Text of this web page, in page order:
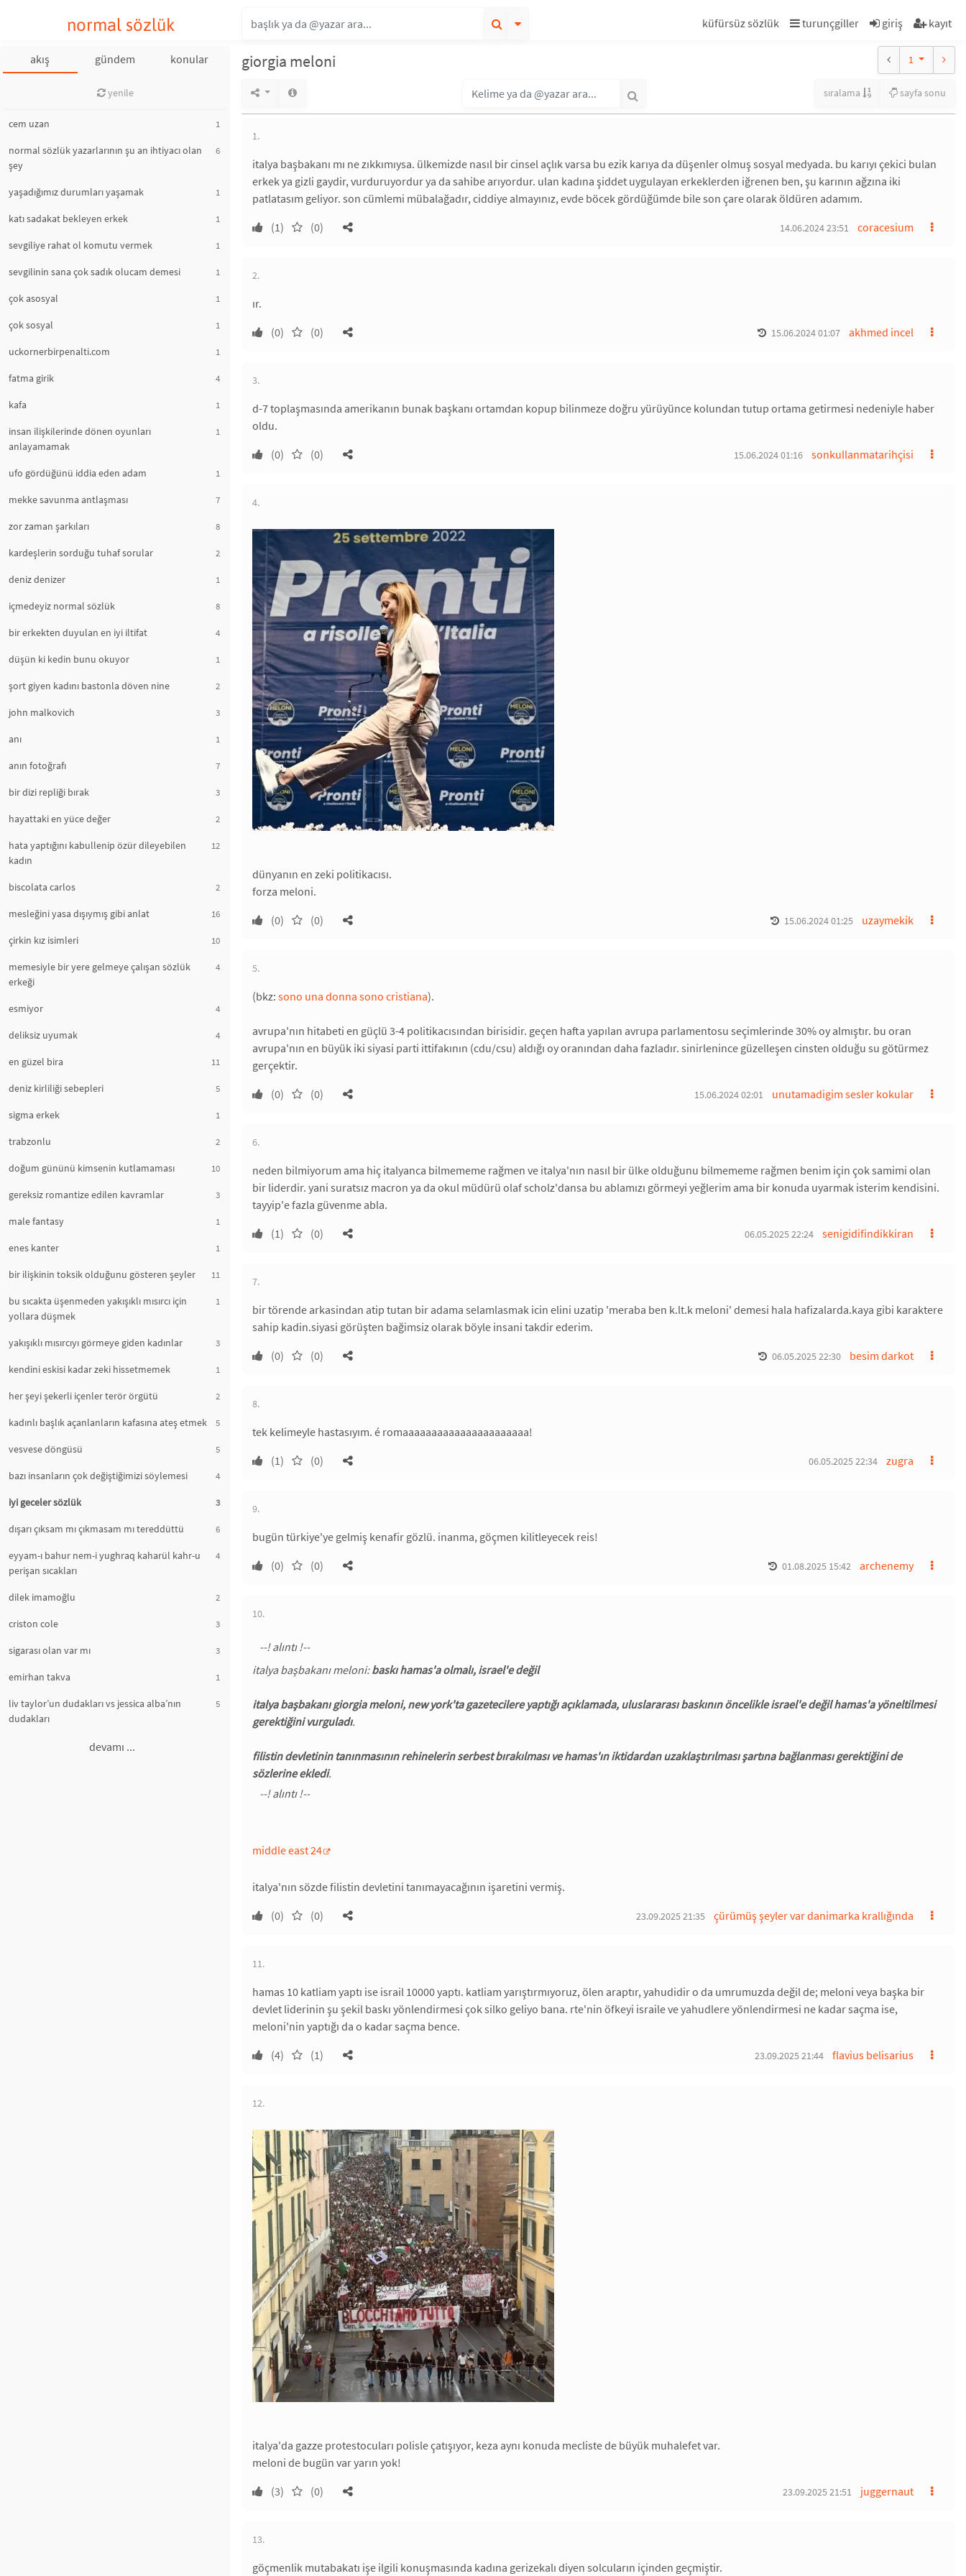
normal sözlük küfürsüz sözlük turunçgiller giriş kayıt
akış gündem konular
yenile
cem uzan 1
normal sözlük yazarlarının şu an ihtiyacı olan
şey
6
yaşadığımız durumları yaşamak 1
katı sadakat bekleyen erkek 1
sevgiliye rahat ol komutu vermek 1
sevgilinin sana çok sadık olucam demesi 1
çok asosyal 1
çok sosyal 1
uckornerbirpenalti.com 1
fatma girik 4
kafa 1
insan ilişkilerinde dönen oyunları
anlayamamak
1
ufo gördüğünü iddia eden adam 1
mekke savunma antlaşması 7
zor zaman şarkıları 8
kardeşlerin sorduğu tuhaf sorular 2
deniz denizer 1
içmedeyiz normal sözlük 8
bir erkekten duyulan en iyi iltifat 4
düşün ki kedin bunu okuyor 1
şort giyen kadını bastonla döven nine 2
john malkovich 3
anı 1
anın fotoğrafı 7
bir dizi repliği bırak 3
hayattaki en yüce değer 2
hata yaptığını kabullenip özür dileyebilen
kadın
12
biscolata carlos 2
mesleğini yasa dışıymış gibi anlat 16
çirkin kız isimleri 10
memesiyle bir yere gelmeye çalışan sözlük
erkeği
4
esmiyor 4
deliksiz uyumak 4
en güzel bira 11
deniz kirliliği sebepleri 5
sigma erkek 1
trabzonlu 2
doğum gününü kimsenin kutlamaması 10
gereksiz romantize edilen kavramlar 3
male fantasy 1
enes kanter 1
bir ilişkinin toksik olduğunu gösteren şeyler 11
bu sıcakta üşenmeden yakışıklı mısırcı için
yollara düşmek
1
yakışıklı mısırcıyı görmeye giden kadınlar 3
kendini eskisi kadar zeki hissetmemek 1
her şeyi şekerli içenler terör örgütü 2
kadınlı başlık açanlanların kafasına ateş etmek 5
vesvese döngüsü 5
bazı insanların çok değiştiğimizi söylemesi 4
iyi geceler sözlük 3
dışarı çıksam mı çıkmasam mı tereddüttü 6
eyyam-ı bahur nem-i yughraq kaharül kahr-u
perişan sıcakları
4
dilek imamoğlu 2
criston cole 3
sigarası olan var mı 3
emirhan takva 1
liv taylor’un dudakları vs jessica alba’nın
dudakları
5
devamı ...
giorgia meloni 1
sıralama sayfa sonu
1.
italya başbakanı mı ne zıkkımıysa. ülkemizde nasıl bir cinsel açlık varsa bu ezik karıya da düşenler olmuş sosyal medyada. bu karıyı çekici bulan
erkek ya gizli gaydir, vurduruyordur ya da sahibe arıyordur. ulan kadına şiddet uygulayan erkeklerden iğrenen ben, şu karının ağzına iki
patlatasım geliyor. son cümlemi mübalağadır, ciddiye almayınız, evde böcek gördüğümde bile son çare olarak öldüren adamım.
(1)
(0) coracesium
14.06.2024 23:51
2.
ır.
(0)
(0) akhmed incel
15.06.2024 01:07
3.
d-7 toplaşmasında amerikanın bunak başkanı ortamdan kopup bilinmeze doğru yürüyünce kolundan tutup ortama getirmesi nedeniyle haber
oldu.
(0)
(0) sonkullanmatarihçisi
15.06.2024 01:16
4.
dünyanın en zeki politikacısı.
forza meloni.
(0)
(0) uzaymekik
15.06.2024 01:25
5.
(bkz: sono una donna sono cristiana).
avrupa'nın hitabeti en güçlü 3-4 politikacısından birisidir. geçen hafta yapılan avrupa parlamentosu seçimlerinde 30% oy almıştır. bu oran
avrupa'nın en büyük iki siyasi parti ittifakının (cdu/csu) aldığı oy oranından daha fazladır. sinirlenince güzelleşen cinsten olduğu su götürmez
gerçektir.
(0)
(0) unutamadigim sesler kokular
15.06.2024 02:01
6.
neden bilmiyorum ama hiç italyanca bilmememe rağmen ve italya'nın nasıl bir ülke olduğunu bilmememe rağmen benim için çok samimi olan
bir liderdir. yani suratsız macron ya da okul müdürü olaf scholz'dansa bu ablamızı görmeyi yeğlerim ama bir konuda uyarmak isterim kendisini.
tayyip'e fazla güvenme abla.
(1)
(0) senigidifindikkiran
06.05.2025 22:24
7.
bir törende arkasindan atip tutan bir adama selamlasmak icin elini uzatip 'meraba ben k.lt.k meloni' demesi hala hafizalarda.kaya gibi karaktere
sahip kadin.siyasi görüşten bağimsiz olarak böyle insani takdir ederim.
(0)
(0) besim darkot
06.05.2025 22:30
8.
tek kelimeyle hastasıyım. é romaaaaaaaaaaaaaaaaaaaaaa!
(1)
(0) zugra
06.05.2025 22:34
9.
bugün türkiye'ye gelmiş kenafir gözlü. inanma, göçmen kilitleyecek reis!
(0)
(0) archenemy
01.08.2025 15:42
10.
italya başbakanı meloni:baskı hamas'a olmalı, israel'e değil
italya başbakanı giorgia meloni, new york'ta gazetecilere yaptığı açıklamada, uluslararası baskının öncelikle israel'e değil hamas'a yöneltilmesi
gerektiğini vurguladı.
filistin devletinin tanınmasının rehinelerin serbest bırakılması ve hamas'ın iktidardan uzaklaştırılması şartına bağlanması gerektiğini de
sözlerine ekledi.
middle east 24
italya'nın sözde filistin devletini tanımayacağının işaretini vermiş.
(0)
(0) çürümüş şeyler var danimarka krallığında
23.09.2025 21:35
11.
hamas 10 katliam yaptı ise israil 10000 yaptı. katliam yarıştırmıyoruz, ölen araptır, yahudidir o da umrumuzda değil de; meloni veya başka bir
devlet liderinin şu şekil baskı yönlendirmesi çok silko geliyo bana. rte'nin öfkeyi israile ve yahudlere yönlendirmesi ne kadar saçma ise,
meloni'nin yaptığı da o kadar saçma bence.
(4)
(1) flavius belisarius
23.09.2025 21:44
12.
italya'da gazze protestocuları polisle çatışıyor, keza aynı konuda mecliste de büyük muhalefet var.
meloni de bugün var yarın yok!
(3)
(0) juggernaut
23.09.2025 21:51
13.
göçmenlik mutabakatı işe ilgili konuşmasında kadına gerizekalı diyen solcuların içinden geçmiştir.